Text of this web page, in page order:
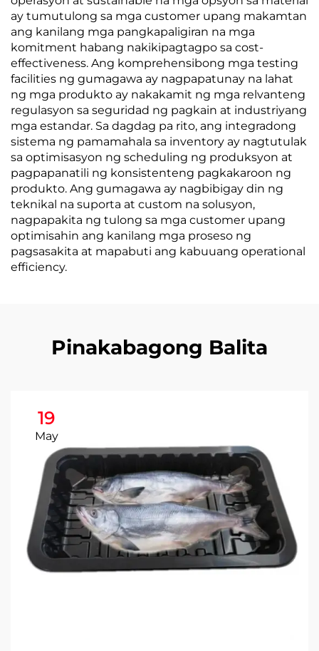
ay tumutulong sa mga customer upang makamtan
ang kanilang mga pangkapaligiran na mga
komitment habang nakikipagtagpo sa cost-
effectiveness. Ang komprehensibong mga testing
facilities ng gumagawa ay nagpapatunay na lahat
ng mga produkto ay nakakamit ng mga relvanteng
regulasyon sa seguridad ng pagkain at industriyang
mga estandar. Sa dagdag pa rito, ang integradong
sistema ng pamamahala sa inventory ay nagtutulak
sa optimisasyon ng scheduling ng produksyon at
pagpapanatili ng konsistenteng pagkakaroon ng
produkto. Ang gumagawa ay nagbibigay din ng
teknikal na suporta at custom na solusyon,
nagpapakita ng tulong sa mga customer upang
optimisahin ang kanilang mga proseso ng
pagsasakita at mapabuti ang kabuuang operational
efficiency.
Pinakabagong Balita
19
May